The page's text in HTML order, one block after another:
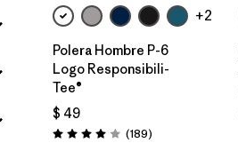
+2
Polera Hombre P-6
Logo Responsibili-
Tee®
$ 49
Valoración: 4.0 / 5
(189Comentarios
)